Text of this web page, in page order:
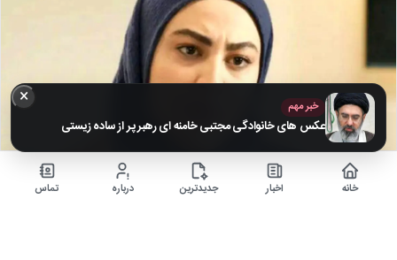
× خبر مهم
عکس های خانوادگی مجتبی خامنه ای رهبر پر از ساده زیستی
خانه اخبار جدیدترین درباره تماس